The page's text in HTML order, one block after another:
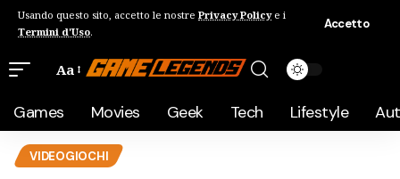
Usando questo sito, accetto le nostre Privacy Policye i
Termini d'Uso.
Accetto
Aa
Games Movies Geek Tech Lifestyle
VIDEOGIOCHI